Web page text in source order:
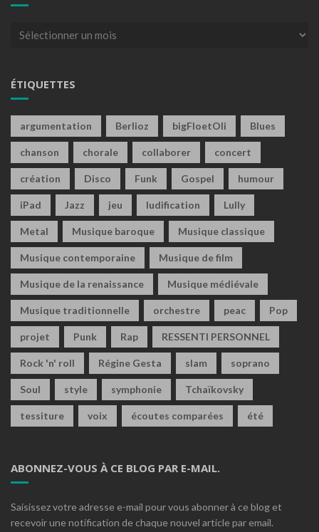
Archives
ÉTIQUETTES
argumentation Berlioz bigFloetOli Blues
chanson chorale collaborer concert
création Disco Funk Gospel humour
iPad Jazz jeu ludification Lully
Metal Musique baroque Musique classique
Musique contemporaine Musique de film
Musique de la renaissance Musique médiévale
Musique traditionnelle orchestre peac Pop
projet Punk Rap RESSENTI PERSONNEL
Rock 'n' roll Régine Gesta slam soprano
Soul style symphonie Tchaïkovsky
tessiture voix écoutes comparées été
ABONNEZ-VOUS À CE BLOG PAR E-MAIL.
Saisissez votre adresse e-mail pour vous abonner à ce blog et
recevoir une notification de chaque nouvel article par email.